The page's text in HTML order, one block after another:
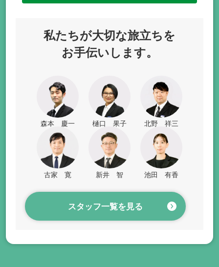
私たちが大切な旅立ちを
お手伝いします。
森本 慶一 樋口 果子 北野 祥三
古家 寛 新井 智 池田 有香
スタッフ一覧を見る